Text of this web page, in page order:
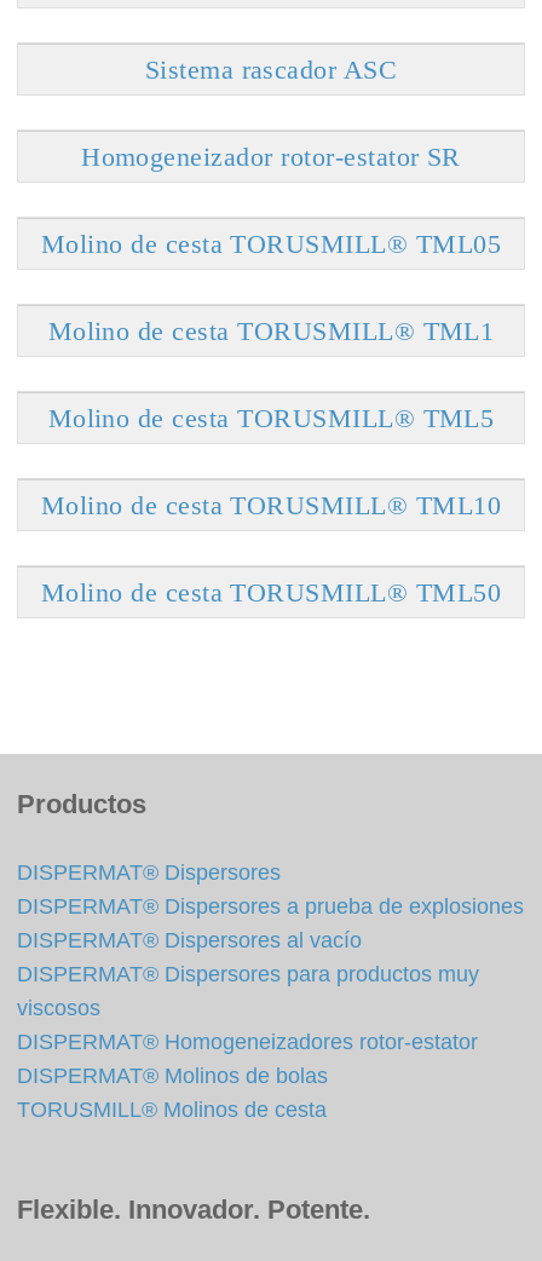
Sistema rascador ASC
Homogeneizador rotor-estator SR
Molino de cesta TORUSMILL® TML05
Molino de cesta TORUSMILL® TML1
Molino de cesta TORUSMILL® TML5
Molino de cesta TORUSMILL® TML10
Molino de cesta TORUSMILL® TML50
Productos
DISPERMAT® Dispersores
DISPERMAT® Dispersores a prueba de explosiones
DISPERMAT® Dispersores al vacío
DISPERMAT® Dispersores para productos muy
viscosos
DISPERMAT® Homogeneizadores rotor-estator
DISPERMAT® Molinos de bolas
TORUSMILL® Molinos de cesta
Flexible. Innovador. Potente.